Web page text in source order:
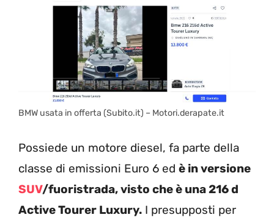
BMW usata in offerta (Subito.it) – Motori.derapate.it
Possiede un motore diesel, fa parte della
classe di emissioni Euro 6 ed è in versione
SUV/fuoristrada, visto che è una 216 d
Active Tourer Luxury. I presupposti per